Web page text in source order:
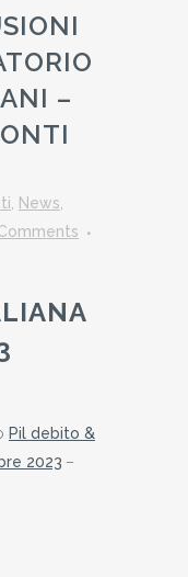
–
News
Pil debito &
2023 –